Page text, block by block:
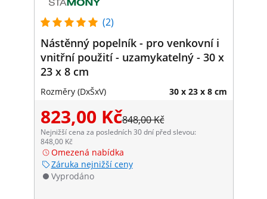
(2)
Nástěnný popelník - pro venkovní i
vnitřní použití - uzamykatelný - 30 x
23 x 8 cm
Rozměry (DxŠxV) 30 x 23 x 8 cm
823,00 Kč848,00 Kč
Nejnižší cena za posledních 30 dní před slevou:
848,00 Kč
Omezená nabídka
Záruka nejnižší ceny
Vyprodáno